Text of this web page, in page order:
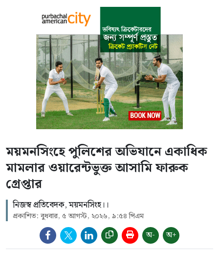
ময়মনসিংহে পুলিশের অভিযানে একাধিক
মামলার ওয়ারেন্টভুক্ত আসামি ফারুক
গ্রেপ্তার
নিজস্ব প্রতিবেদক, ময়মনসিংহ।।
প্রকাশিত: বুধবার, ৫ আগস্ট, ২০২৬, ৯:৫৪ পিএম
অ- অ+